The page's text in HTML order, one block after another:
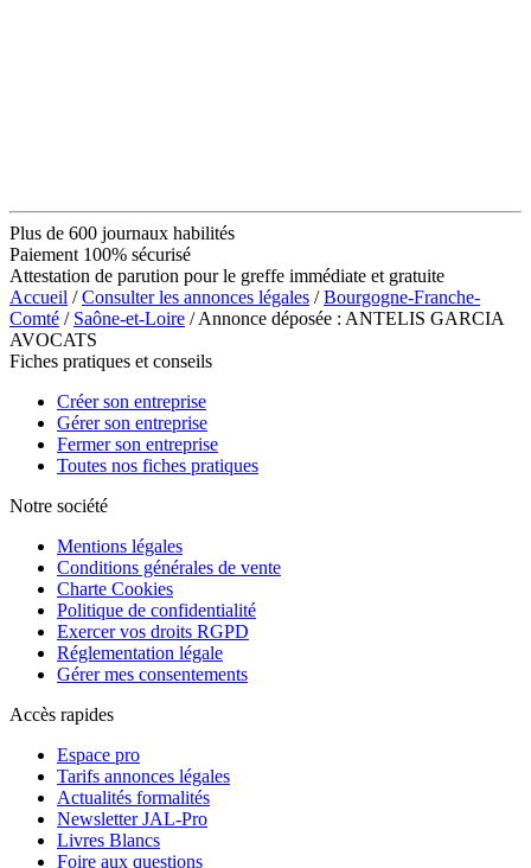
Plus de 600 journaux habilités
Paiement 100% sécurisé
Attestation de parution pour le greffe immédiate et gratuite
Accueil /Consulter les annonces légales /Bourgogne-Franche-
Comté / Saône-et-Loire / Annonce déposée : ANTELIS GARCIA
AVOCATS
Fiches pratiques et conseils
Créer son entreprise
Gérer son entreprise
Fermer son entreprise
Toutes nos fiches pratiques
Notre société
Mentions légales
Conditions générales de vente
Charte Cookies
Politique de confidentialité
Exercer vos droits RGPD
Réglementation légale
Gérer mes consentements
Accès rapides
Espace pro
Tarifs annonces légales
Actualités formalités
Newsletter JAL-Pro
Livres Blancs
Foire aux questions